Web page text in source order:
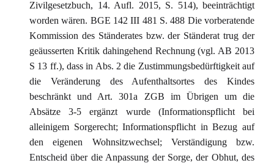
Zivilgesetzbuch, 14. Aufl. 2015, S. 514), beeinträchtigt
worden wären. BGE 142 III 481 S. 488 Die vorberatende
Kommission des Ständerates bzw. der Ständerat trug der
geäusserten Kritik dahingehend Rechnung (vgl. AB 2013
S 13 ff.), dass in Abs. 2 die Zustimmungsbedürftigkeit auf
die Veränderung des Aufenthaltsortes des Kindes
beschränkt und Art. 301a ZGB im Übrigen um die
Absätze 3-5 ergänzt wurde (Informationspflicht bei
alleinigem Sorgerecht; Informationspflicht in Bezug auf
den eigenen Wohnsitzwechsel; Verständigung bzw.
Entscheid über die Anpassung der Sorge, der Obhut, des